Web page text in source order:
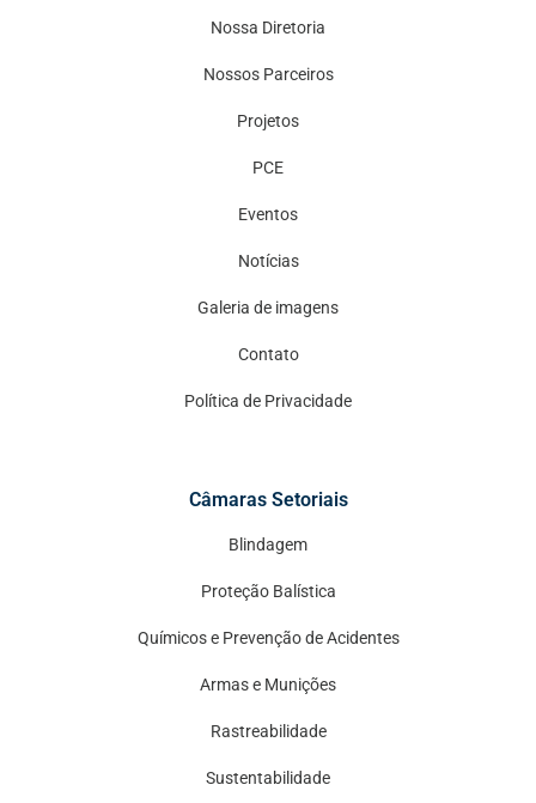
Nossa Diretoria
Nossos Parceiros
Projetos
PCE
Eventos
Notícias
Galeria de imagens
Contato
Política de Privacidade
Câmaras Setoriais
Blindagem
Proteção Balística
Químicos e Prevenção de Acidentes
Armas e Munições
Rastreabilidade
Sustentabilidade